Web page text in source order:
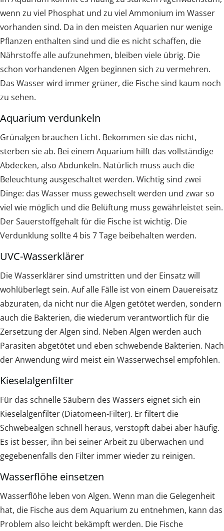
wenn zu viel Phosphat und zu viel Ammonium im Wasser
vorhanden sind. Da in den meisten Aquarien nur wenige
Pflanzen enthalten sind und die es nicht schaffen, die
Nährstoffe alle aufzunehmen, bleiben viele übrig. Die
schon vorhandenen Algen beginnen sich zu vermehren.
Das Wasser wird immer grüner, die Fische sind kaum noch
zu sehen.
Aquarium verdunkeln
Grünalgen brauchen Licht. Bekommen sie das nicht,
sterben sie ab. Bei einem Aquarium hilft das vollständige
Abdecken, also Abdunkeln. Natürlich muss auch die
Beleuchtung ausgeschaltet werden. Wichtig sind zwei
Dinge: das Wasser muss gewechselt werden und zwar so
viel wie möglich und die Belüftung muss gewährleistet sein.
Der Sauerstoffgehalt für die Fische ist wichtig. Die
Verdunklung sollte 4 bis 7 Tage beibehalten werden.
UVC-Wasserklärer
Die Wasserklärer sind umstritten und der Einsatz will
wohlüberlegt sein. Auf alle Fälle ist von einem Dauereisatz
abzuraten, da nicht nur die Algen getötet werden, sondern
auch die Bakterien, die wiederum verantwortlich für die
Zersetzung der Algen sind. Neben Algen werden auch
Parasiten abgetötet und eben schwebende Bakterien. Nach
der Anwendung wird meist ein Wasserwechsel empfohlen.
Kieselalgenfilter
Für das schnelle Säubern des Wassers eignet sich ein
Kieselalgenfilter (Diatomeen-Filter). Er filtert die
Schwebealgen schnell heraus, verstopft dabei aber häufig.
Es ist besser, ihn bei seiner Arbeit zu überwachen und
gegebenenfalls den Filter immer wieder zu reinigen.
Wasserflöhe einsetzen
Wasserflöhe leben von Algen. Wenn man die Gelegenheit
hat, die Fische aus dem Aquarium zu entnehmen, kann das
Problem also leicht bekämpft werden. Die Fische